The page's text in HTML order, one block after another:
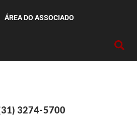
ÁREA DO ASSOCIADO
3274-5700